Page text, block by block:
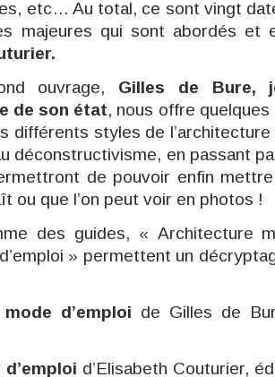
etc… Au total, ce sont vingt
majeures qui sont abordés et
ouvrage, Gilles de Bure,
de son état, nous offre
différents styles de
déconstructivisme, en passant
de pouvoir enfin
ou que l’on peut voir en photos !
des guides, « Architecture
» permettent un
d’emploi de Gilles de
d’Elisabeth Couturier,